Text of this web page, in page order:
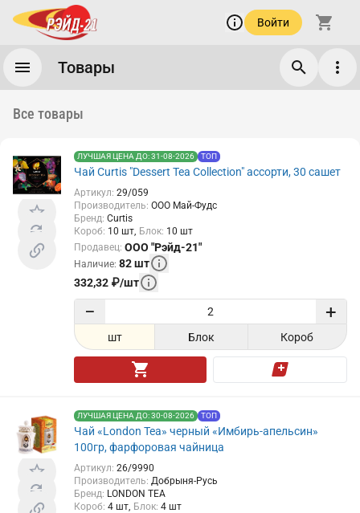
Войти
Товары
Все товары
ЛУЧШАЯ ЦЕНА ДО: 31-08-2026 ТОП
Чай Curtis "Dessert Tea Collection" ассорти, 30 сашет
Артикул: 29/059
Производитель: ООО Май-Фудс
Бренд: Curtis
Короб: 10 шт Блок: 10 шт
Продавец: ООО "Рэйд-21"
Наличие: 82шт
332,32 ₽/шт
− +
шт Блок Короб
ЛУЧШАЯ ЦЕНА ДО: 30-08-2026 ТОП
Чай «London Tea» черный «Имбирь-апельсин»
100гр, фарфоровая чайница
Артикул: 26/9990
Производитель: Добрыня-Русь
Бренд: LONDON TEA
Короб: 4 шт Блок: 4 шт